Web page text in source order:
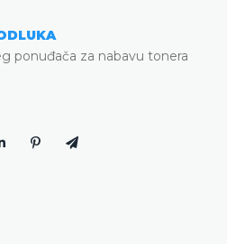
ponuđača za nabavu tonera